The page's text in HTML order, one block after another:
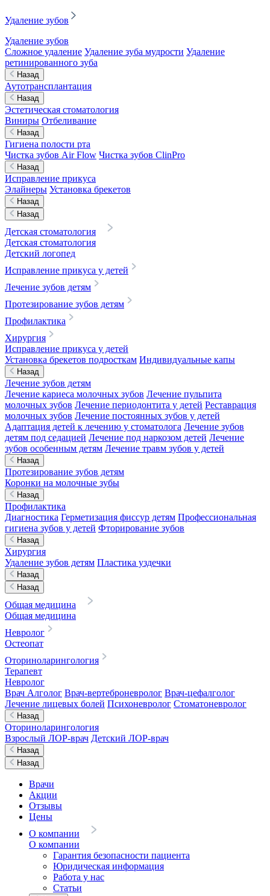
Удаление зубов
Удаление зубов
Сложное удаление Удаление зуба мудрости Удаление
ретинированного зуба
Назад
Аутотрансплантация
Назад
Эстетическая стоматология
Виниры Отбеливание
Назад
Гигиена полости рта
Чистка зубов Air Flow Чистка зубов ClinPro
Назад
Исправление прикуса
Элайнеры Установка брекетов
Назад
Назад
Детская стоматология
Детская стоматология
Детский логопед
Исправление прикуса у детей
Лечение зубов детям
Протезирование зубов детям
Профилактика
Хирургия
Исправление прикуса у детей
Установка брекетов подросткам Индивидуальные капы
Назад
Лечение зубов детям
Лечение кариеса молочных зубов Лечение пульпита
молочных зубов Лечение периодонтита у детей Реставрация
молочных зубов Лечение постоянных зубов у детей
Адаптация детей к лечению у стоматолога Лечение зубов
детям под седацией Лечение под наркозом детей Лечение
зубов особенным детям Лечение травм зубов у детей
Назад
Протезирование зубов детям
Коронки на молочные зубы
Назад
Профилактика
Диагностика Герметизация фиссур детям Профессиональная
гигиена зубов у детей Фторирование зубов
Назад
Хирургия
Удаление зубов детям Пластика уздечки
Назад
Назад
Общая медицина
Общая медицина
Невролог
Остеопат
Оториноларингология
Терапевт
Невролог
Врач Алголог Врач-вертеброневролог Врач-цефалголог
Лечение лицевых болей Психоневролог Стоматоневролог
Назад
Оториноларингология
Взрослый ЛОР-врач Детский ЛОР-врач
Назад
Назад
Врачи
Акции
Отзывы
Цены
О компании
О компании
Гарантия безопасности пациента
Юридическая информация
Работа у нас
Статьи